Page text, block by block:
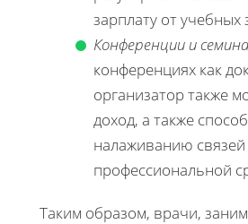
зарплату от учебных
Конференции и
конференциях как
организатор также
доход, а также
налаживанию связей
профессиональной
Таким образом, врачи,